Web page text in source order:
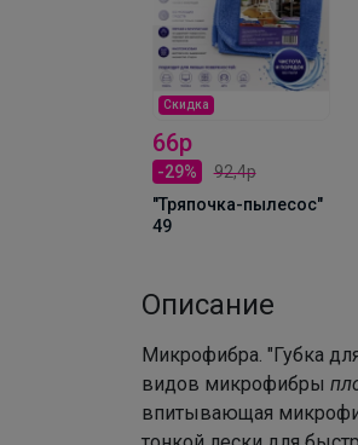
Скидка
66р
-29%
92,4р
"Тряпочка-пылесос"
49
Описание
Микрофибра. "Губка
видов микрофибры
впитывающая